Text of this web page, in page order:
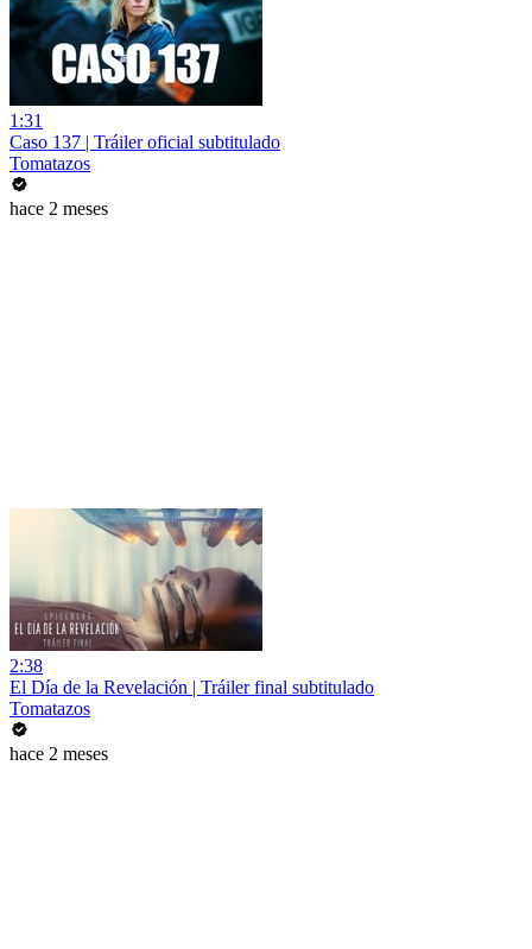
1:31
Caso 137 | Tráiler oficial subtitulado
Tomatazos
hace 2 meses
2:38
El Día de la Revelación | Tráiler final subtitulado
Tomatazos
hace 2 meses